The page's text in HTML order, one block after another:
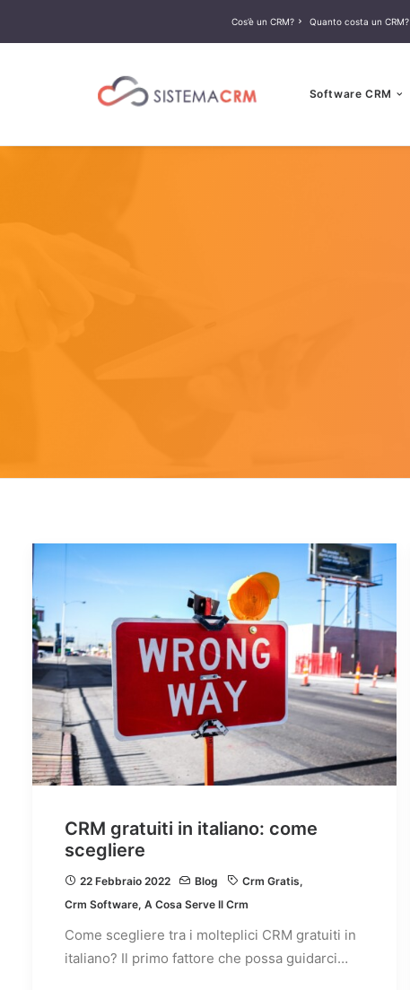
Cos’è un CRM? Quanto costa un CRM?
Software CRM
CRM gratuiti in italiano: come
scegliere
22 Febbraio 2022 Blog Crm Gratis,
Crm Software, A Cosa Serve Il Crm
Come scegliere tra i molteplici CRM gratuiti in
italiano? Il primo fattore che possa guidarci…